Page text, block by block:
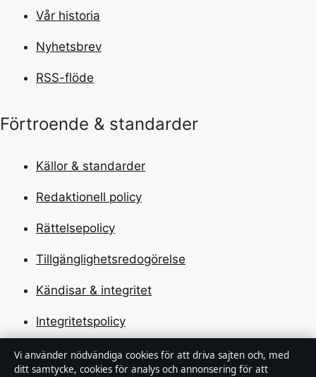
Vår historia
Nyhetsbrev
RSS-flöde
Förtroende & standarder
Källor & standarder
Redaktionell policy
Rättelsepolicy
Tillgänglighetsredogörelse
Kändisar & integritet
Integritetspolicy
Om Motpol i korthet
Vi använder nödvändiga cookies för att driva sajten och, med
ditt samtycke, cookies för analys och annonsering för att